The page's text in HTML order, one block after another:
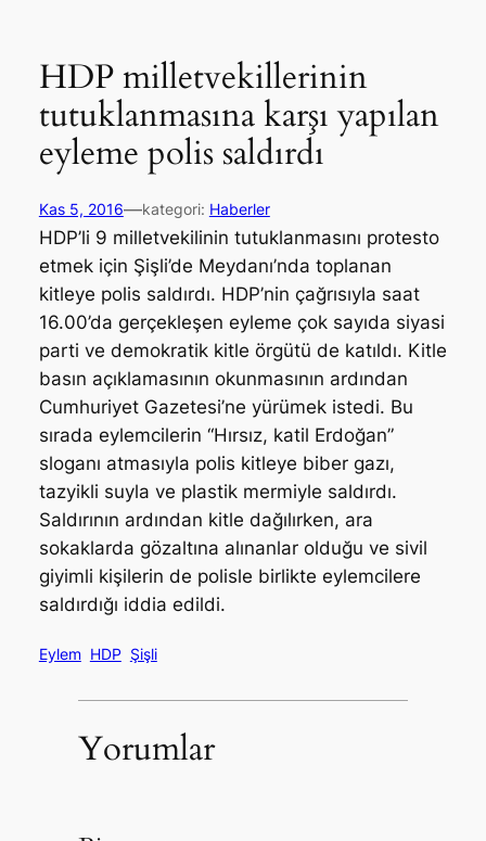
HDP milletvekillerinin
tutuklanmasına karşı yapılan
eyleme polis saldırdı
Kas 5, 2016—kategori: Haberler
HDP’li 9 milletvekilinin tutuklanmasını protesto
etmek için Şişli’de Meydanı’nda toplanan
kitleye polis saldırdı. HDP’nin çağrısıyla saat
16.00’da gerçekleşen eyleme çok sayıda siyasi
parti ve demokratik kitle örgütü de katıldı. Kitle
basın açıklamasının okunmasının ardından
Cumhuriyet Gazetesi’ne yürümek istedi. Bu
sırada eylemcilerin “Hırsız, katil Erdoğan”
sloganı atmasıyla polis kitleye biber gazı,
tazyikli suyla ve plastik mermiyle saldırdı.
Saldırının ardından kitle dağılırken, ara
sokaklarda gözaltına alınanlar olduğu ve sivil
giyimli kişilerin de polisle birlikte eylemcilere
saldırdığı iddia edildi.
Eylem HDP Şişli
Yorumlar